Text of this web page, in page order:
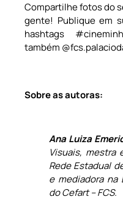
Compartilhe fotos do
gente! Publique em
hashtags
também
Sobre as autoras:
Ana Luiza
Visuais, mestra
Rede Estadual
e mediadora na
do Cefart – FCS.